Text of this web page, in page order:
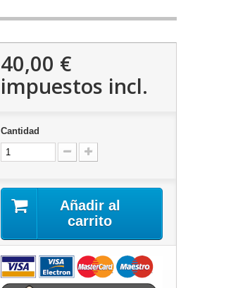
40,00 €
impuestos incl.
Cantidad
Añadir al
carrito